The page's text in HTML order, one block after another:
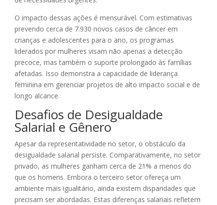
O impacto dessas ações é mensurável. Com estimativas
prevendo cerca de 7.930 novos casos de câncer em
crianças e adolescentes para o ano, os programas
liderados por mulheres visam não apenas a detecção
precoce, mas também o suporte prolongado às famílias
afetadas. Isso demonstra a capacidade de liderança
feminina em gerenciar projetos de alto impacto social e de
longo alcance.
Desafios de Desigualdade
Salarial e Gênero
Apesar da representatividade no setor, o obstáculo da
desigualdade salarial persiste. Comparativamente, no setor
privado, as mulheres ganham cerca de 21% a menos do
que os homens. Embora o terceiro setor ofereça um
ambiente mais igualitário, ainda existem disparidades que
precisam ser abordadas. Estas diferenças salariais refletem